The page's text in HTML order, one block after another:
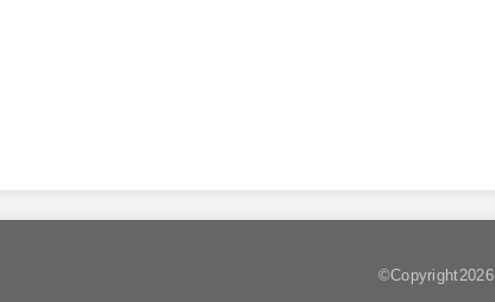
©Copyright2026